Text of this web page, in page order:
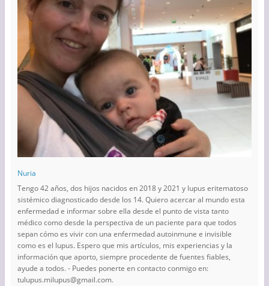
Nuria
Tengo 42 años, dos hijos nacidos en 2018 y 2021 y lupus eritematoso
sistémico diagnosticado desde los 14. Quiero acercar al mundo esta
enfermedad e informar sobre ella desde el punto de vista tanto
médico como desde la perspectiva de un paciente para que todos
sepan cómo es vivir con una enfermedad autoinmune e invisible
como es el lupus. Espero que mis artículos, mis experiencias y la
información que aporto, siempre procedente de fuentes fiables,
ayude a todos. - Puedes ponerte en contacto conmigo en:
tulupus.milupus@gmail.com.